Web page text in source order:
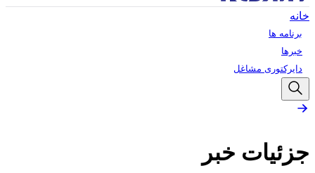
خانه
برنامه ها
خبرها
دایرکتوری مشاغل
جزئیات خبر